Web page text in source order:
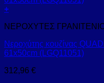
+
ΝΕΡΟΧΥΤΕΣ
Νεροχύτης κουζίνας
61x50cm (LGQ11051)
312,96 €